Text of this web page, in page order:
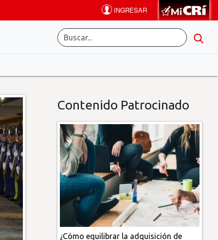
Contenido Patrocinado
¿Cómo equilibrar la adquisición de